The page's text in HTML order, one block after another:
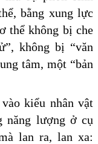
bằng xung lực
thể không bị che
không bị “văn
tâm, một “bản
kiểu nhân vật
năng lượng ở cụ
lan ra, lan xa: